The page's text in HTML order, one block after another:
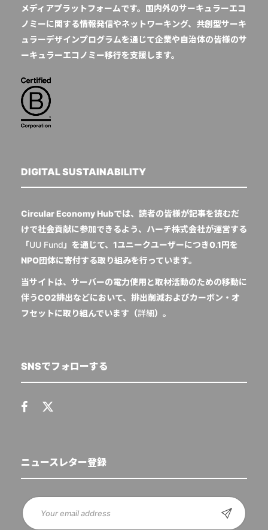
メディアプラットフォームです。国内外のサーキュラーエコ
ノミーに関する情報発信やネットワーキング、共創型サーキ
ュラーデザインプログラムを通じて企業や自治体の皆様のサ
ーキュラーエコノミー移行を支援します。
DIGITAL SUSTAINABILITY
Circular Economy Hubでは、読者の皆様が記事を読むだ
けで社会貢献に参加できるよう、ハーチ株式会社が運営する
「UU Fund 」を通じて、1ユニークユーザーにつき0.1円を
NPO団体に寄付する取り組みを行っています。
当サイトは、サーバーの電力使用と取材活動のための移動に
伴うCO2排出などにおいて、排出削減およびカーボン・オ
フセットに取り組んでいます（詳細）。
SNSでフォローする
ニュースレター登録